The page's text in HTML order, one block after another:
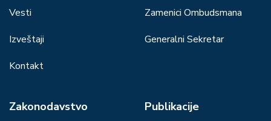
Vesti
Izveštaji
Kontakt
Zamenici Ombudsmana
Generalni Sekretar
Zakonodavstvo Publikacije